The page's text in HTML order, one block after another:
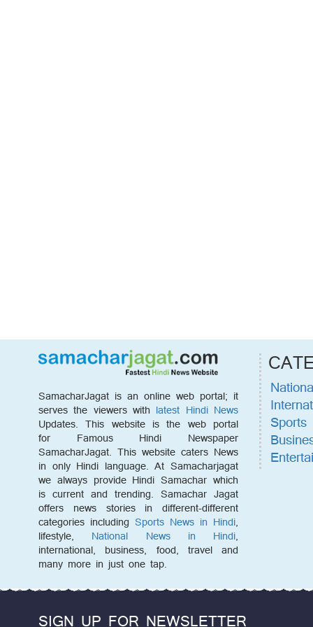
SamacharJagat is an online web portal; it
serves the viewers with latest Hindi News
Updates. This website is the web portal
for Famous Hindi Newspaper
SamacharJagat. This website caters News
in only Hindi language. At Samacharjagat
we always provide Hindi Samachar which
is current and trending. Samachar Jagat
offers news stories in different-different
categories including Sports News in Hindi,
lifestyle, National News in Hindi,
international, business, food, travel and
many more in just one tap.
Sports
SIGN UP FOR NEWSLETTER